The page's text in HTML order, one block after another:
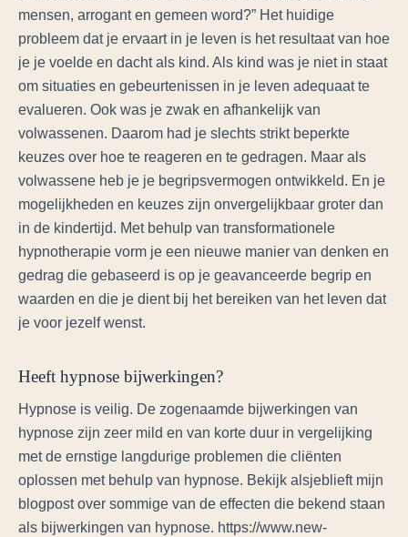
mensen, arrogant en gemeen word?” Het huidige
probleem dat je ervaart in je leven is het resultaat van hoe
je je voelde en dacht als kind. Als kind was je niet in staat
om situaties en gebeurtenissen in je leven adequaat te
evalueren. Ook was je zwak en afhankelijk van
volwassenen. Daarom had je slechts strikt beperkte
keuzes over hoe te reageren en te gedragen. Maar als
volwassene heb je je begripsvermogen ontwikkeld. En je
mogelijkheden en keuzes zijn onvergelijkbaar groter dan
in de kindertijd. Met behulp van transformationele
hypnotherapie vorm je een nieuwe manier van denken en
gedrag die gebaseerd is op je geavanceerde begrip en
waarden en die je dient bij het bereiken van het leven dat
je voor jezelf wenst.
Heeft hypnose bijwerkingen?
Hypnose is veilig. De zogenaamde bijwerkingen van
hypnose zijn zeer mild en van korte duur in vergelijking
met de ernstige langdurige problemen die cliënten
oplossen met behulp van hypnose. Bekijk alsjeblieft mijn
blogpost over sommige van de effecten die bekend staan
als bijwerkingen van hypnose. https://www.new-